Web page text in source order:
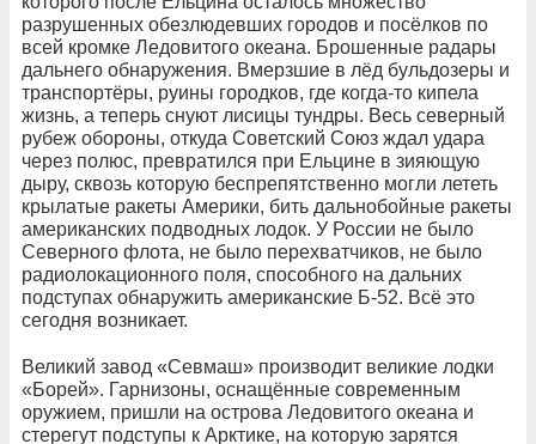
разрушенных обезлюдевших городов и посёлков по
всей кромке Ледовитого океана. Брошенные радары
дальнего обнаружения. Вмерзшие в лёд бульдозеры и
транспортёры, руины городков, где когда-то кипела
жизнь, а теперь снуют лисицы тундры. Весь северный
рубеж обороны, откуда Советский Союз ждал удара
через полюс, превратился при Ельцине в зияющую
дыру, сквозь которую беспрепятственно могли лететь
крылатые ракеты Америки, бить дальнобойные ракеты
американских подводных лодок. У России не было
Северного флота, не было перехватчиков, не было
радиолокационного поля, способного на дальних
подступах обнаружить американские Б-52. Всё это
сегодня возникает.
Великий завод «Севмаш» производит великие лодки
«Борей». Гарнизоны, оснащённые современным
оружием, пришли на острова Ледовитого океана и
стерегут подступы к Арктике, на которую зарятся